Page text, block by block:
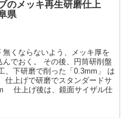
のメッキ再生研磨仕上
県
くならないよう、メッキ厚を
でおく。 その後、円筒研削盤
、下研磨で削った「0.3mm」 は
仕上げで研磨でスタンダードサ
仕上げ後は、鏡面サイザル仕